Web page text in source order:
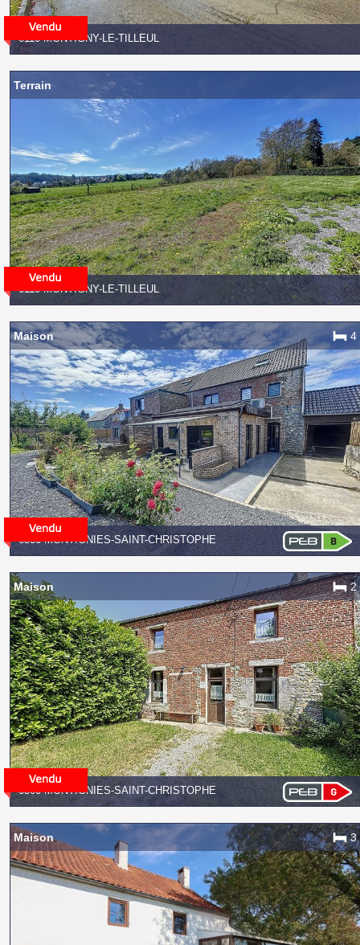
6110 MONTIGNY-LE-TILLEUL
6110 MONTIGNY-LE-TILLEUL
Terrain
6560 MONTIGNIES-SAINT-CHRISTOPHE
Maison 4
6560 MONTIGNIES-SAINT-CHRISTOPHE
Maison 2
Maison 3